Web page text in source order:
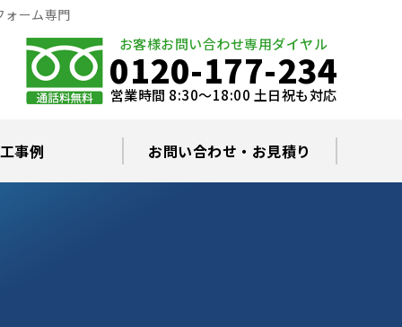
ォーム専門
お客様お問い合わせ専用ダイヤル
0120-177-234
営業時間 8:30～18:00 土日祝も対応
事例 お問い合わせ・お見積り